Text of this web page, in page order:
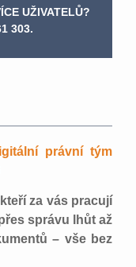
UŽIVATELŮ?
303.
právní tým
za vás pracují
správu lhůt až
– vše bez